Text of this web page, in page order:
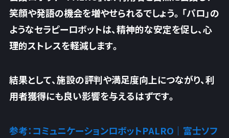
笑顔や発語の機会を増やせられるでしょう。「パロ」の
ようなセラピーロボットは、精神的な安定を促し、心
理的ストレスを軽減します。
結果として、施設の評判や満足度向上につながり、利
用者獲得にも良い影響を与えるはずです。
参考：コミュニケーションロボットPALRO｜富士ソフ